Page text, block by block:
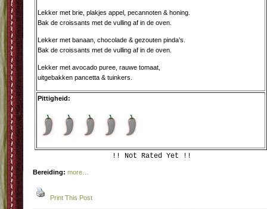
Lekker met brie, plakjes appel, pecannoten & honing.
Bak de croissants met de vulling af in de oven.
Lekker met banaan, chocolade & gezouten pinda’s.
Bak de croissants met de vulling af in de oven.
Lekker met avocado puree, rauwe tomaat,
uitgebakken pancetta & tuinkers.
Pittigheid:
!! Not Rated Yet !!
Bereiding: more…
Print This Post